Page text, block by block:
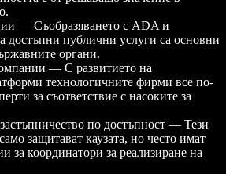
— Съобразяването с ADA и
достъпни публични услуги са основни
органи.
— С развитието на
технологичните фирми все по-
за съответствие с насоките за
по достъпност — Тези
защитават каузата, но често имат
за координатори за реализиране на